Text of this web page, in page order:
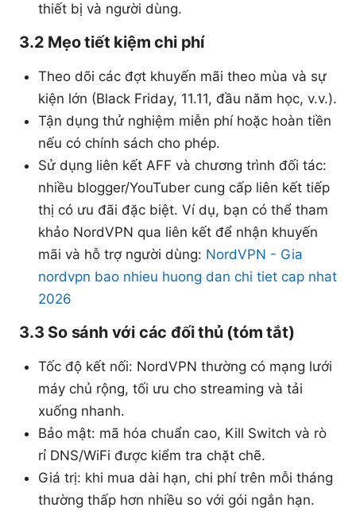
thiết bị và người dùng.
3.2 Mẹo tiết kiệm chi phí
Theo dõi các đợt khuyến mãi theo mùa và sự
kiện lớn (Black Friday, 11.11, đầu năm học, v.v.).
Tận dụng thử nghiệm miễn phí hoặc hoàn tiền
nếu có chính sách cho phép.
Sử dụng liên kết AFF và chương trình đối tác:
nhiều blogger/YouTuber cung cấp liên kết tiếp
thị có ưu đãi đặc biệt. Ví dụ, bạn có thể tham
khảo NordVPN qua liên kết để nhận khuyến
mãi và hỗ trợ người dùng: NordVPN - Gia
nordvpn bao nhieu huong dan chi tiet cap nhat
2026
3.3 So sánh với các đối thủ (tóm tắt)
Tốc độ kết nối: NordVPN thường có mạng lưới
máy chủ rộng, tối ưu cho streaming và tải
xuống nhanh.
Bảo mật: mã hóa chuẩn cao, Kill Switch và rò
rỉ DNS/WiFi được kiểm tra chặt chẽ.
Giá trị: khi mua dài hạn, chi phí trên mỗi tháng
thường thấp hơn nhiều so với gói ngắn hạn.